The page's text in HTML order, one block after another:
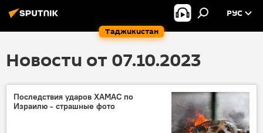
Таджикистан
РУС
Новости от 07.10.2023
Последствия ударов ХАМАС по
Израилю - страшные фото